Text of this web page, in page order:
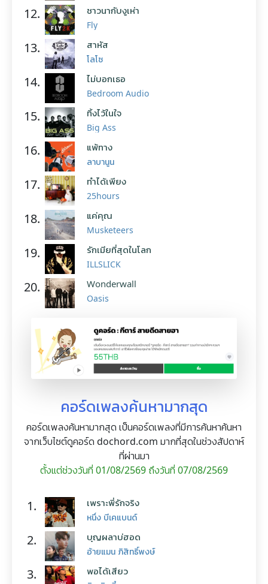
12. ชาวนากับงูเห่า
Fly
13. สาหัส
โลโซ
14. ไม่บอกเธอ
Bedroom Audio
15. ทิ้งไว้ในใจ
Big Ass
16. แพ้ทาง
ลาบานูน
17. ทำได้เพียง
25hours
18. แค่คุณ
Musketeers
19. รักเมียที่สุดในโลก
ILLSLICK
20. Wonderwall
Oasis
คอร์ดเพลงค้นหามากสุด
คอร์ดเพลงค้นหามากสุด เป็นคอร์ดเพลงที่มีการค้นหาค้นหา
จากเว็บไซต์ดูคอร์ด dochord.com มากที่สุดในช่วงสัปดาห์
ที่ผ่านมา
ตั้งแต่ช่วงวันที่ 01/08/2569 ถึงวันที่ 07/08/2569
1. เพราะพี่รักจริง
หนึ่ง บีเคแบนด์
2. บุญผลาบ่ฮอด
อ้ายแมน ภิสิทธิ์พงษ์
3. พอได้เสียว